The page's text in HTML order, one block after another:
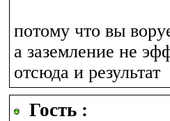
потому что вы
а заземление не
отсюда и результат
Гость :